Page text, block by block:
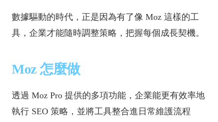
數據驅動的時代，正是因為有了像 Moz 這樣的工
具，企業才能隨時調整策略，把握每個成長契機。
Moz 怎麼做
透過 Moz Pro 提供的多項功能，企業能更有效率地
執行 SEO 策略，並將工具整合進日常維護流程